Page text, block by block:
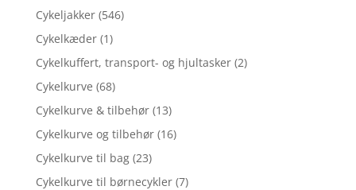
Cykeljakker (546)
Cykelkæder (1)
Cykelkuffert, transport- og hjultasker (2)
Cykelkurve (68)
Cykelkurve & tilbehør (13)
Cykelkurve og tilbehør (16)
Cykelkurve til bag (23)
Cykelkurve til børnecykler (7)